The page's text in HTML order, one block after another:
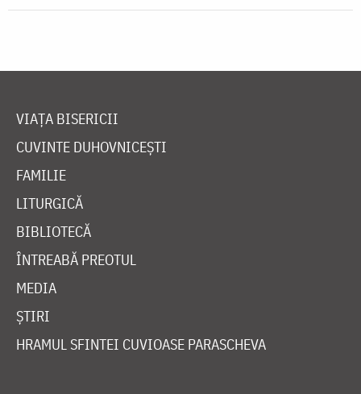
VIAȚA BISERICII
CUVINTE DUHOVNICEȘTI
FAMILIE
LITURGICĂ
BIBLIOTECĂ
ÎNTREABĂ PREOTUL
MEDIA
ȘTIRI
HRAMUL SFINTEI CUVIOASE PARASCHEVA